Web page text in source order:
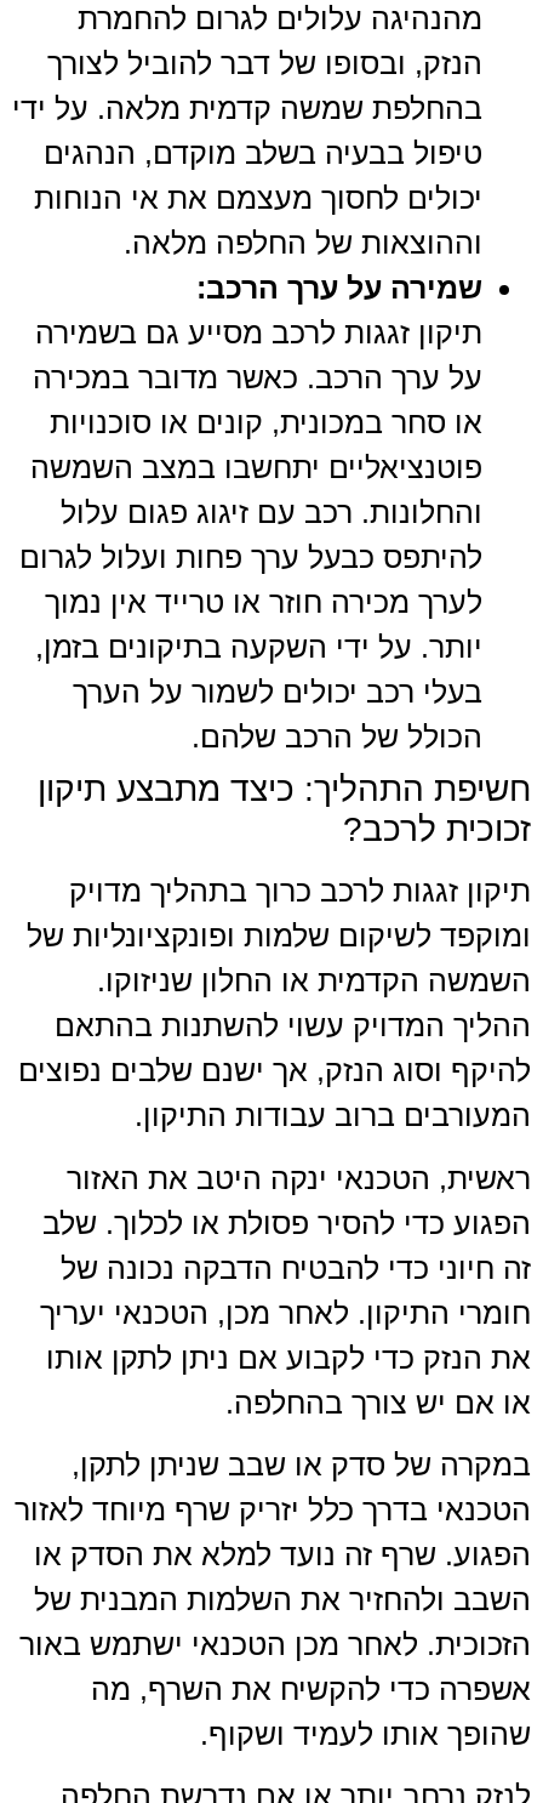
מהנהיגה עלולים לגרום להחמרת
הנזק, ובסופו של דבר להוביל לצורך
בהחלפת שמשה קדמית מלאה. על ידי
טיפול בבעיה בשלב מוקדם, הנהגים
יכולים לחסוך מעצמם את אי הנוחות
וההוצאות של החלפה מלאה.
שמירה על ערך הרכב:
תיקון זגגות לרכב מסייע גם בשמירה
על ערך הרכב. כאשר מדובר במכירה
או סחר במכונית, קונים או סוכנויות
פוטנציאליים יתחשבו במצב השמשה
והחלונות. רכב עם זיגוג פגום עלול
להיתפס כבעל ערך פחות ועלול לגרום
לערך מכירה חוזר או טרייד אין נמוך
יותר. על ידי השקעה בתיקונים בזמן,
בעלי רכב יכולים לשמור על הערך
הכולל של הרכב שלהם.
חשיפת התהליך: כיצד מתבצע תיקון
זכוכית לרכב?
תיקון זגגות לרכב כרוך בתהליך מדויק
ומוקפד לשיקום שלמות ופונקציונליות של
השמשה הקדמית או החלון שניזוקו.
ההליך המדויק עשוי להשתנות בהתאם
להיקף וסוג הנזק, אך ישנם שלבים נפוצים
המעורבים ברוב עבודות התיקון.
ראשית, הטכנאי ינקה היטב את האזור
הפגוע כדי להסיר פסולת או לכלוך. שלב
זה חיוני כדי להבטיח הדבקה נכונה של
חומרי התיקון. לאחר מכן, הטכנאי יעריך
את הנזק כדי לקבוע אם ניתן לתקן אותו
או אם יש צורך בהחלפה.
במקרה של סדק או שבב שניתן לתקן,
הטכנאי בדרך כלל יזריק שרף מיוחד לאזור
הפגוע. שרף זה נועד למלא את הסדק או
השבב ולהחזיר את השלמות המבנית של
הזכוכית. לאחר מכן הטכנאי ישתמש באור
אשפרה כדי להקשיח את השרף, מה
שהופך אותו לעמיד ושקוף.
לנזק נרחב יותר או אם נדרשת החלפה,